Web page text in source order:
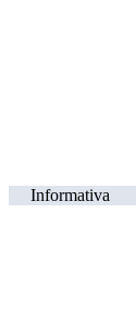
Informativa